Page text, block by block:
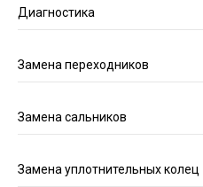
Диагностика
Замена переходников
Замена сальников
Замена уплотнительных колец